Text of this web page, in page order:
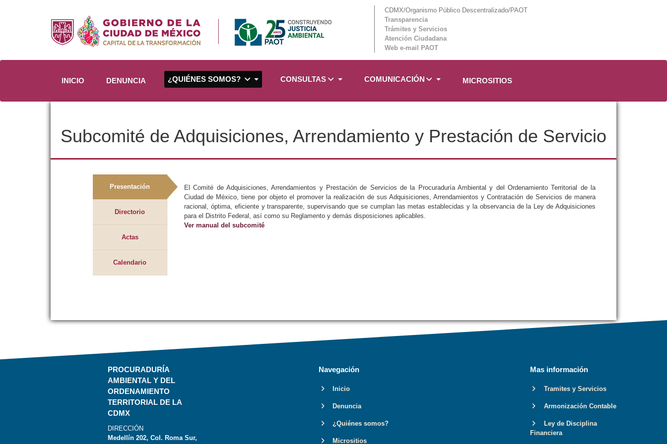
CDMX/Organismo Público Descentralizado/PAOT
Transparencia
Trámites y Servicios
Atención Ciudadana
Web e-mail PAOT
INICIO DENUNCIA ¿QUIÉNES SOMOS? CONSULTAS COMUNICACIÓN MICROSITIOS
Subcomité de Adquisiciones, Arrendamiento y Prestación de Servicio
Presentación
Directorio
Actas
Calendario
El Comité de Adquisiciones, Arrendamientos y Prestación de Servicios de la Procuraduría Ambiental y del Ordenamiento Territorial de la
Ciudad de México, tiene por objeto el promover la realización de sus Adquisiciones, Arrendamientos y Contratación de Servicios de manera
racional, óptima, eficiente y transparente, supervisando que se cumplan las metas establecidas y la observancia de la Ley de Adquisiciones
para el Distrito Federal, así como su Reglamento y demás disposiciones aplicables.
Ver manual del subcomité
PROCURADURÍA
AMBIENTAL Y DEL
ORDENAMIENTO
TERRITORIAL DE LA
CDMX
DIRECCIÓN
Medellín 202, Col. Roma Sur,
Navegación
Inicio
Denuncia
¿Quiénes somos?
Micrositios
Mas información
Tramites y Servicios
Armonización Contable
Ley de Disciplina
Financiera